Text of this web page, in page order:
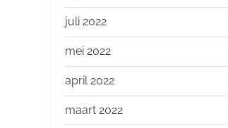
juli 2022
mei 2022
april 2022
maart 2022